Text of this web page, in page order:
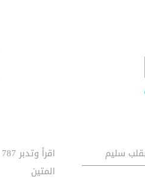
المتين